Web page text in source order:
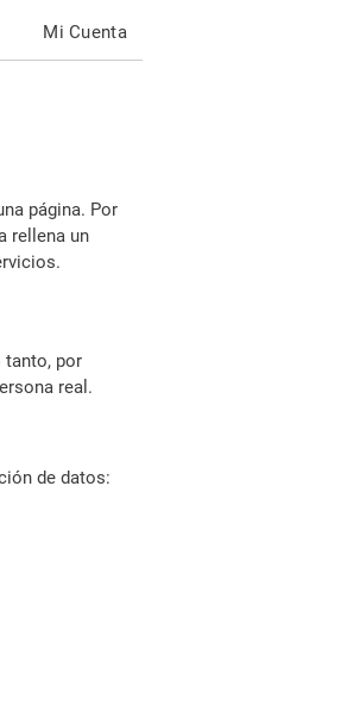
Mi Cuenta
página. Por
rellena un
tanto, por
real.
de datos: